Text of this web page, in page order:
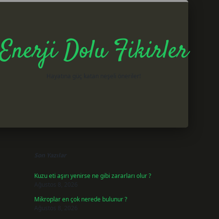
Dolu Fikirler
Son Yazılar
Kuzu eti aşırı yenirse ne gibi zararları olur ?
Ağustos 8, 2026
Mikroplar en çok nerede bulunur ?
Ağustos 8, 2026